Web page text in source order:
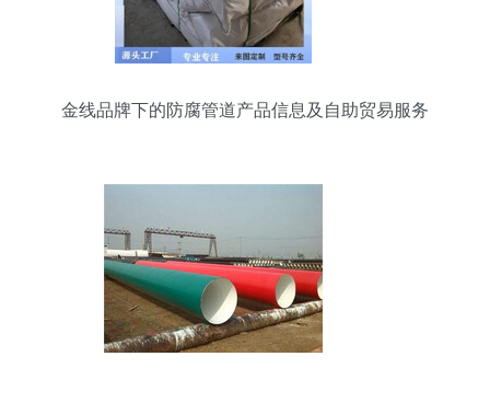
金线品牌下的防腐管道产品信息及自助贸易服务